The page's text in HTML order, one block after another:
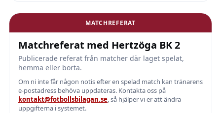
MATCHREFERAT
Matchreferat med Hertzöga BK 2
Publicerade referat från matcher där laget spelat,
hemma eller borta.
Om ni inte får någon notis efter en spelad match kan tränarens
e-postadress behöva uppdateras. Kontakta oss på
kontakt@fotbollsbilagan.se, så hjälper vi er att ändra
uppgifterna i systemet.